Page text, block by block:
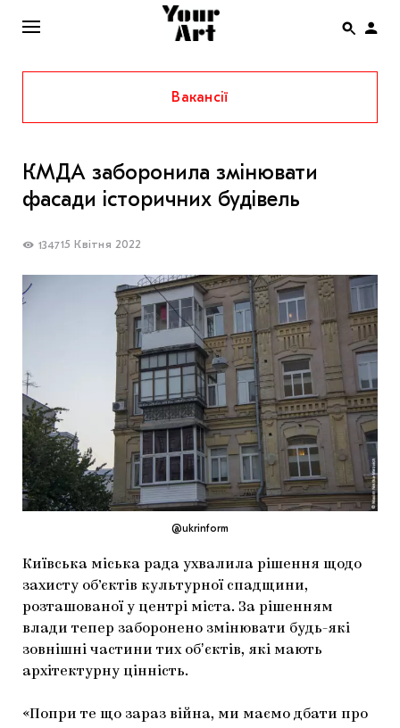
ENG
НОВИНИ
ІНТЕРВ’Ю
КОЛОНКИ
СПЕЦПРОЄКТИ
THE UKRAINIAN PAVILION AT VENICE BIENNALE
2022
МАРІУПОЛЬСЬКІ МАРГІНАЛІЇ
ДОСЛІДНИЦЬКА ПЛАТФОРМА
ЗАПАЛЕННЯ
CARPATHIAN CULT ПРО РІЗДВЯНІ СВЯТА
Вакансії
КМДА заборонила змінювати
фасади історичних будівель
134715 Квітня 2022
@ukrinform
Київська міська рада ухвалила рішення щодо
захисту об’єктів культурної спадщини,
розташованої у центрі міста. За рішенням
влади тепер заборонено змінювати будь-які
зовнішні частини тих обʼєктів, які мають
архітектурну цінність.
«Попри те що зараз війна, ми маємо дбати про